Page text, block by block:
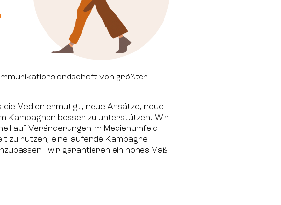
von größter
Medien ermutigt, neue Ansätze, neue
Kampagnen besser zu unterstützen. Wir
auf Veränderungen im Medienumfeld
zu nutzen, eine laufende Kampagne
- wir garantieren ein hohes Maß